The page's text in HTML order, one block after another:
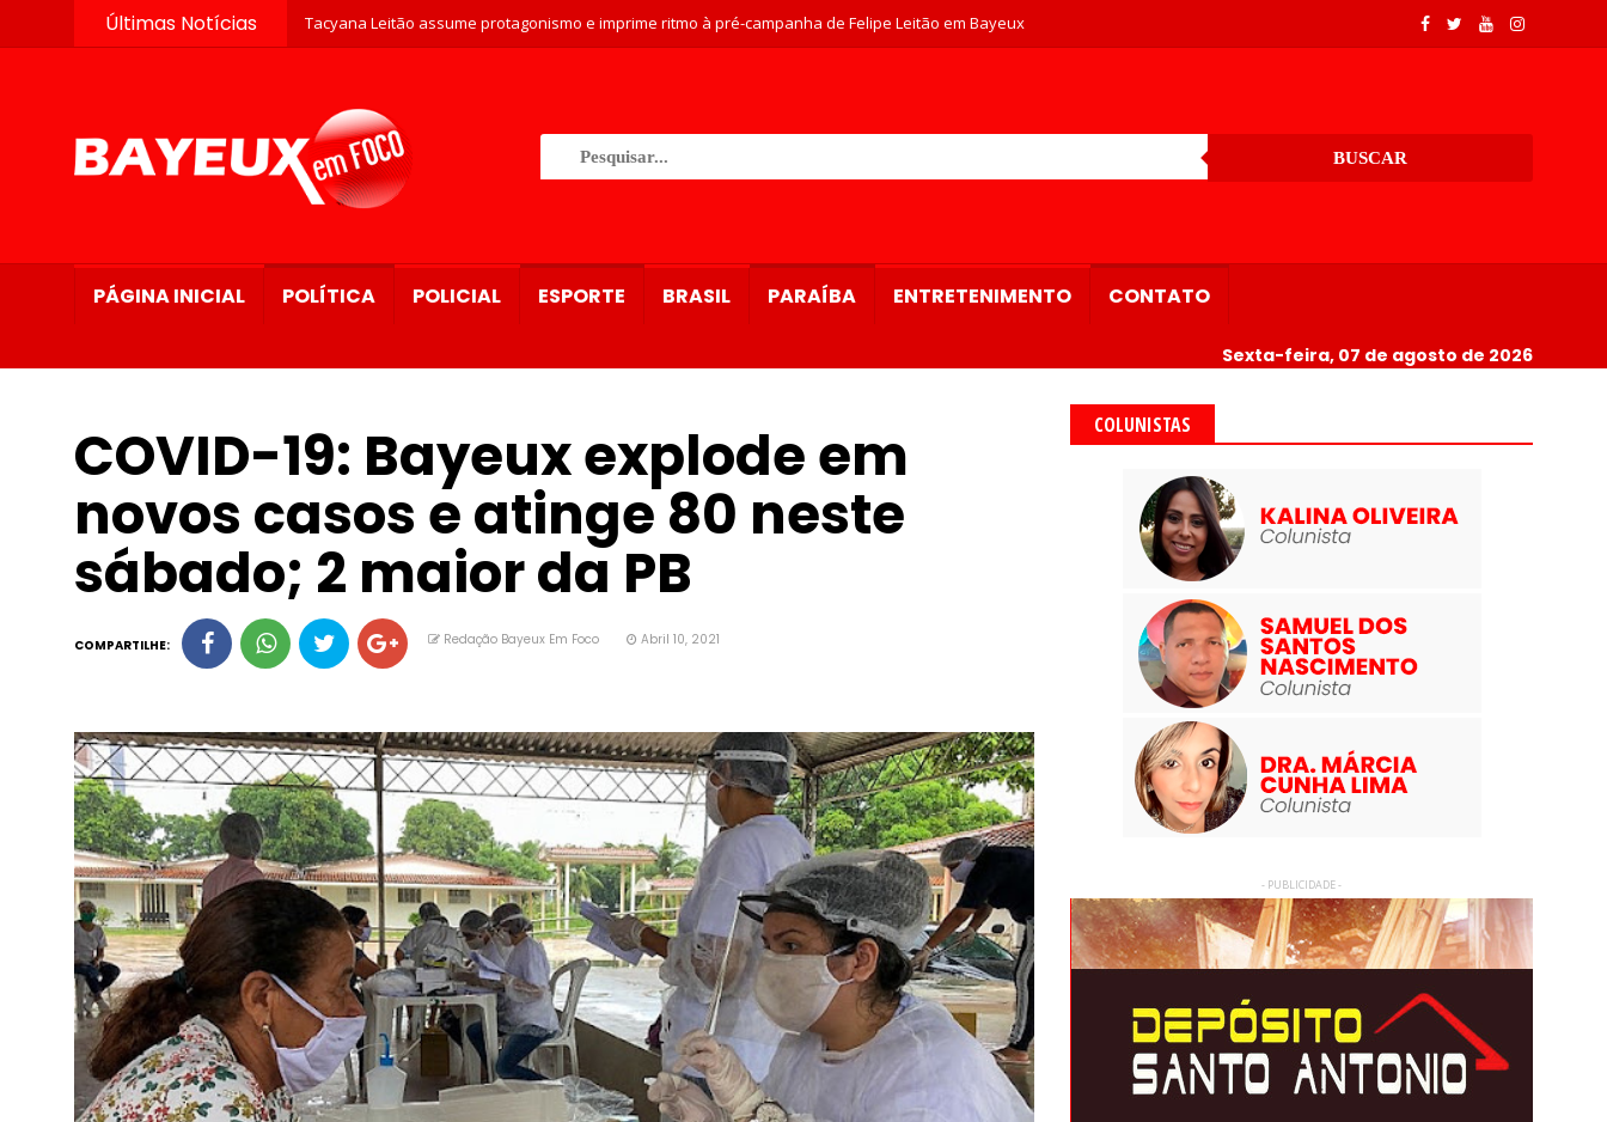
Últimas Notícias Tacyana Leitão assume protagonismo e imprime ritmo à pré-campanha de Felipe Leitão em Bayeux
BUSCAR
PÁGINA INICIAL POLÍTICA POLICIAL ESPORTE BRASIL PARAÍBA ENTRETENIMENTO CONTATO
Sexta-feira, 07 de agosto de 2026
COVID-19: Bayeux explode em
novos casos e atinge 80 neste
sábado; 2 maior da PB
COMPARTILHE: Redação Bayeux Em Foco Abril 10, 2021
COLUNISTAS
- PUBLICIDADE -